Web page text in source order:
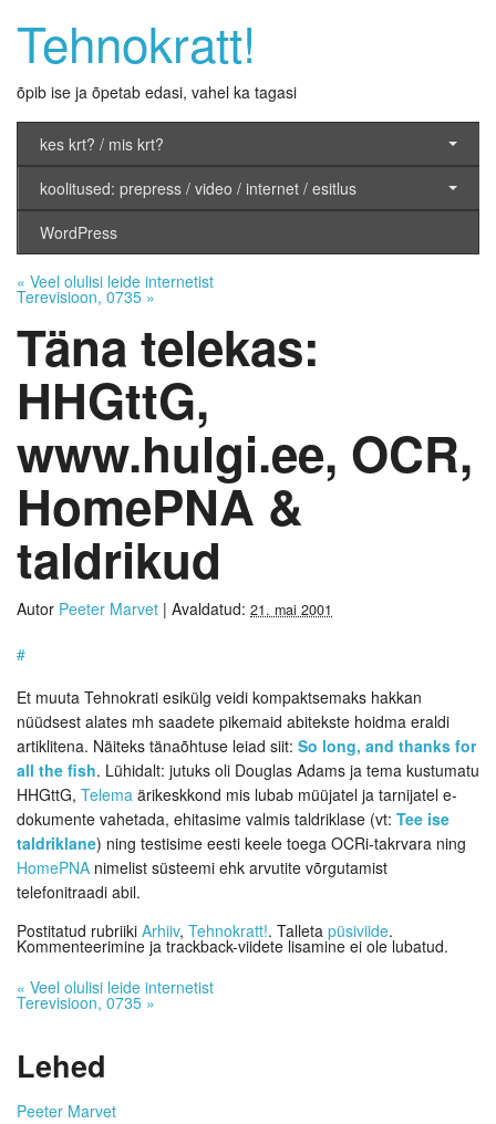
Tehnokratt!
õpib ise ja õpetab edasi, vahel ka tagasi
kes krt? / mis krt?
koolitused: prepress / video / internet / esitlus
WordPress
« Veel olulisi leide internetist
Terevisioon, 0735 »
Täna telekas:
HHGttG,
www.hulgi.ee, OCR,
HomePNA &
taldrikud
Autor Peeter Marvet | Avaldatud: 21. mai 2001
#
Et muuta Tehnokrati esikülg veidi kompaktsemaks hakkan
nüüdsest alates mh saadete pikemaid abitekste hoidma eraldi
artiklitena. Näiteks tänaõhtuse leiad siit: So long, and thanks for
all the fish. Lühidalt: jutuks oli Douglas Adams ja tema kustumatu
HHGttG, Telema ärikeskkond mis lubab müüjatel ja tarnijatel e-
dokumente vahetada, ehitasime valmis taldriklase (vt: Tee ise
taldriklane) ning testisime eesti keele toega OCRi-takrvara ning
HomePNA nimelist süsteemi ehk arvutite võrgutamist
telefonitraadi abil.
Postitatud rubriiki Arhiiv, Tehnokratt!. Talleta püsiviide.
Kommenteerimine ja trackback-viidete lisamine ei ole lubatud.
« Veel olulisi leide internetist
Terevisioon, 0735 »
Lehed
Peeter Marvet